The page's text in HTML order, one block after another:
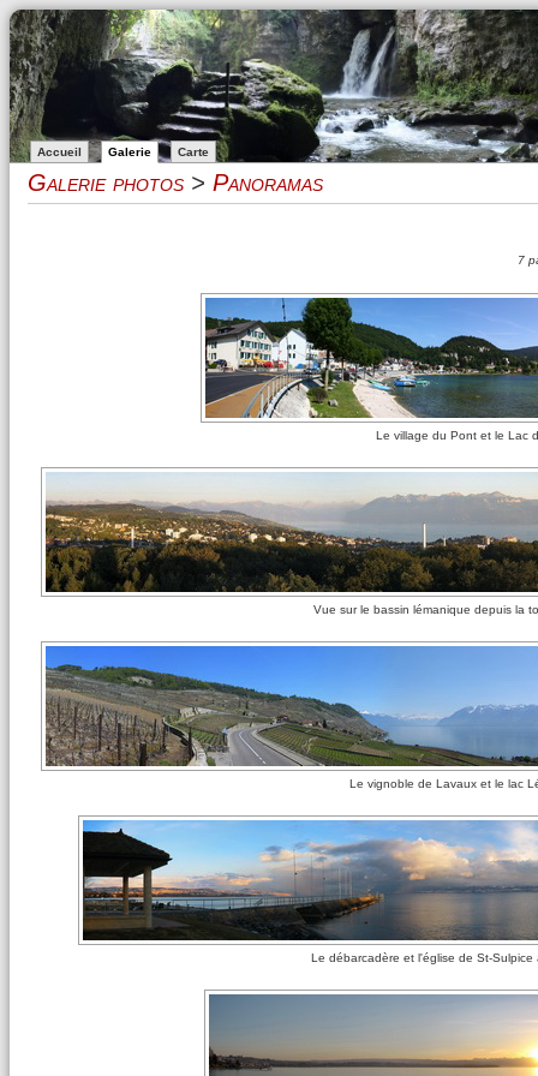
Accueil Galerie Carte
Galerie photos > Panoramas
7
Le village du Pont et le Lac
Vue sur le bassin lémanique depuis la
Le vignoble de Lavaux et le lac
Le débarcadère et l'église de St-